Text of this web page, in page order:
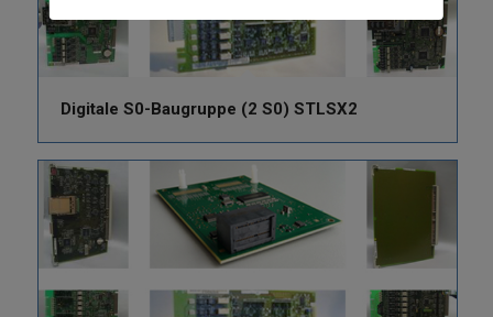
Digitale S0-Baugruppe (2 S0) STLSX2